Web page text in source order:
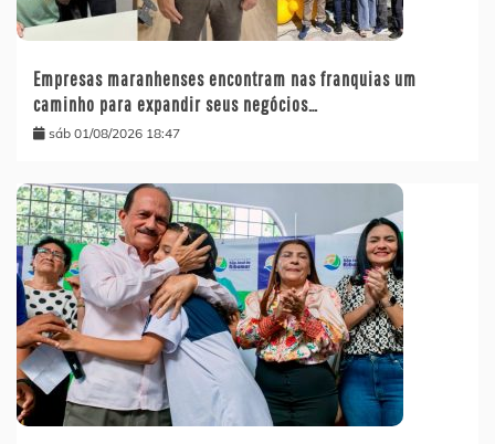
Empresas maranhenses encontram nas franquias um
caminho para expandir seus negócios…
sáb 01/08/2026 18:47